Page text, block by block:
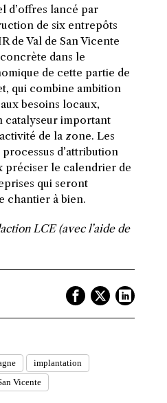
d’offres lancé par
de six entrepôts
de Val de San Vicente
dans le
de cette partie de
qui combine ambition
besoins locaux,
catalyseur important
de la zone. Les
d’attribution
préciser le calendrier de
qui seront
chantier à bien.
LCE (avec l’aide de
implantation
Vicente